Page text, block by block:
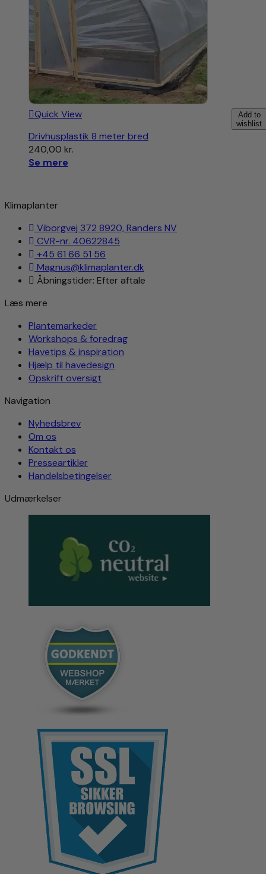
Add to
wishlist
Quick View
Drivhusplastik 8 meter bred
240,00 kr.
Se mere
Klimaplanter
Viborgvej 372 8920, Randers NV
CVR-nr. 40622845
+45 61 66 51 56
Magnus@klimaplanter.dk
Åbningstider: Efter aftale
Læs mere
Plantemarkeder
Workshops & foredrag
Havetips & inspiration
Hjælp til havedesign
Opskrift oversigt
Navigation
Nyhedsbrev
Om os
Kontakt os
Presseartikler
Handelsbetingelser
Udmærkelser